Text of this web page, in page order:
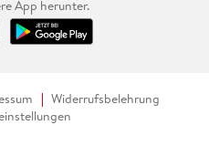
App herunter.
Widerrufsbelehrung